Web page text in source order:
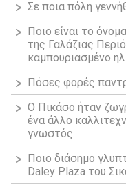
Σε ποια πόλη
Ποιο είναι το
της Γαλάζιας
καμπουριασμένο
Πόσες φορές
Ο Πικάσο ήταν
ένα άλλο
γνωστός.
Ποιο διάσημο
Daley Plaza του